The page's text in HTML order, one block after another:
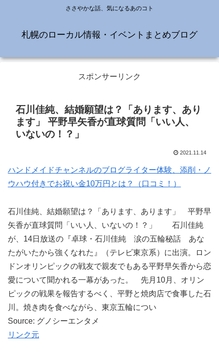
ささやかな話、気になるあのコト
札幌のローカル情報・イベントまとめブログ
スポンサーリンク
石川佳純、結婚願望は？「あります、あり
ます」 平野早矢香が直球質問「いい人、
いないの！？」
2021.11.14
ハンドメイドチャンネルのブログライター体験、添削・ノ
ウハウ付きでお祝い金10万円とは？（口コミ！）
石川佳純、結婚願望は？「あります、あります」 平野早
矢香が直球質問「いい人、いないの！？」 石川佳純
が、14日放送の『卓球・石川佳純 涙の五輪秘話 あな
たがいたから強くなれた』（テレビ東京系）に出演。ロン
ドンオリンピックの戦友で親友でもある平野早矢香から恋
愛について聞かれる一幕があった。 先月10月、オリン
ピックの戦果を報告するべく、平野と焼肉店で食事した石
川。焼き肉を食べながら、東京五輪につい
Source: グノシーエンタメ
リンク元